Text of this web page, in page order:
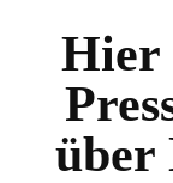
Hier
über